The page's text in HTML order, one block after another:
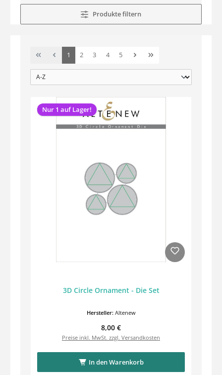
Produkte filtern
Seite
1 Seite
2 Seite
3 Seite
4 Seite
5
Nur 1 auf Lager!
3D Circle Ornament - Die Set
Hersteller: Altenew
Regulärer Preis:
8,00 €
Preise inkl. MwSt. zzgl. Versandkosten
In den Warenkorb